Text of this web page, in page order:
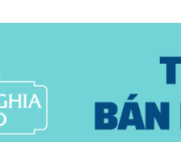
© 2015 -
2026 | BẢN QUYỀN NỘI
THIẾT KẾ VÀ XÂY DỰNG BỞI KEY DIGITAL |